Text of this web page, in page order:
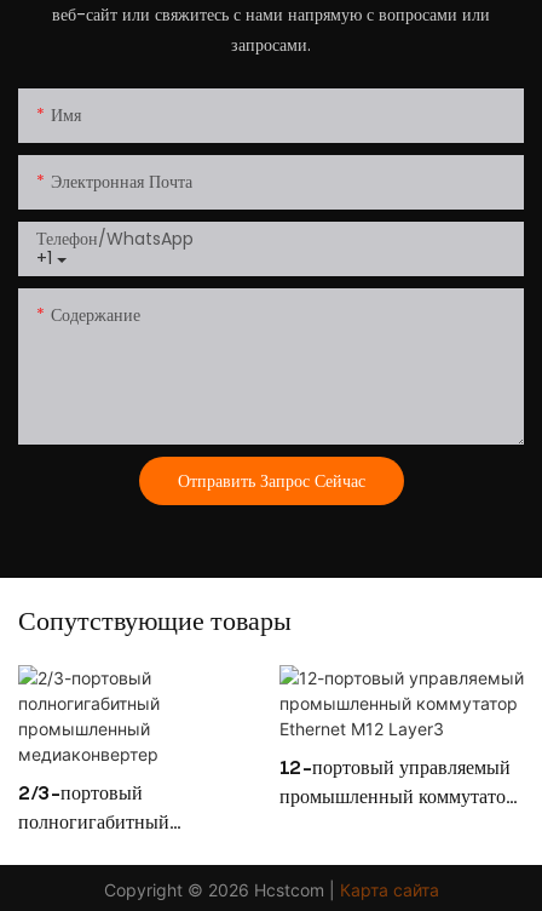
веб-сайт или свяжитесь с нами напрямую с вопросами или
запросами.
Имя
Электронная Почта
+1
Телефон/WhatsApp
Содержание
Отправить Запрос Сейчас
Сопутствующие товары
2/3-портовый
полногигабитный
медиаконвертер
12-портовый управляемый
промышленный коммутатор
Copyright © 2026 Hcstcom | Карта сайта